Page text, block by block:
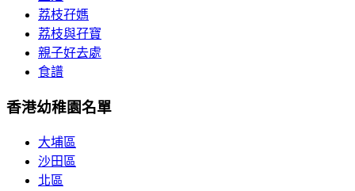
荔枝孖媽
荔枝與孖寶
親子好去處
食譜
香港幼稚園名單
大埔區
沙田區
北區